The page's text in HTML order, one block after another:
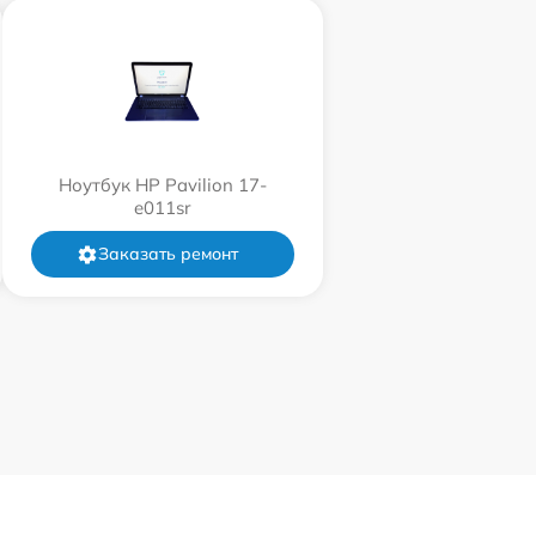
Ноутбук HP Pavilion 17-
e011sr
Заказать ремонт